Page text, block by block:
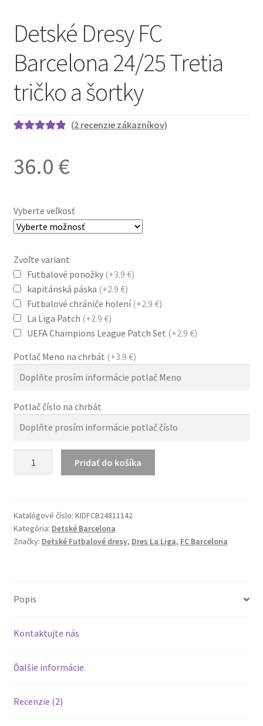
Detské Dresy FC
Barcelona 24/25 Tretia
tričko a šortky
základe
(2 recenzie zákazníkov)
36.0 €
Vyberte veľkosť
Zvoľte variant
Futbalové ponožky (+3.9 €)
kapitánská páska (+2.9 €)
Futbalové chrániče holení(+2.9 €)
La Liga Patch (+2.9 €)
UEFA Champions League Patch Set (+2.9 €)
Potlač Meno na chrbát (+3.9 €)
Potlač číslo na chrbát
Barcelona
24/25
Tretia
Pridať do košíka
Katalógové číslo: KIDFCB24811142
Kategória: Detské Barcelona
Značky: Detské Futbalové dresy, Dres La Liga, FC Barcelona
Popis
Kontaktujte nás
Ďalšie informácie
Recenzie (2)